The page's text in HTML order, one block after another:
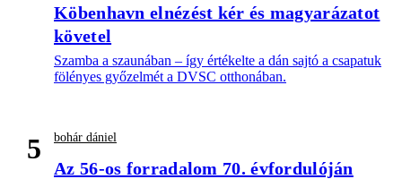
Köbenhavn elnézést kér és magyarázatot
követel
Szamba a szaunában – így értékelte a dán sajtó a csapatuk
fölényes győzelmét a DVSC otthonában.
5 bohár dániel
Az 56-os forradalom 70. évfordulóján